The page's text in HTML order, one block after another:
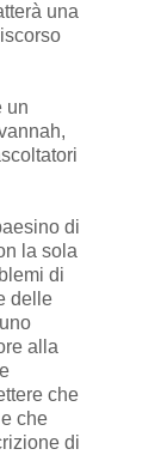
una
un
di
la sola
di
delle
alla
che
che
di